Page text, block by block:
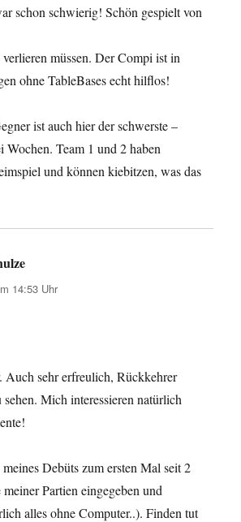
schon schwierig! Schön gespielt von
müssen. Der Compi ist in
ohne TableBases echt hilflos!
ist auch hier der schwerste –
Wochen. Team 1 und 2 haben
und können kiebitzen, was das
14:53 Uhr
Auch sehr erfreulich, Rückkehrer
sehen. Mich interessieren natürlich
meines Debüts zum ersten Mal seit 2
Partien eingegeben und
alles ohne Computer..). Finden tut